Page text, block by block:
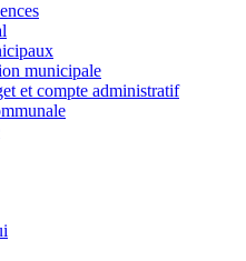
municipale
et compte administratif